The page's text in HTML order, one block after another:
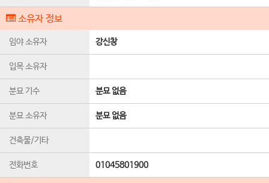
소유자 정보
임야 소유자 강신창
입목 소유자
분묘 기수 분묘 없음
분묘 소유자 분묘 없음
건축물/기타
전화번호 01045801900